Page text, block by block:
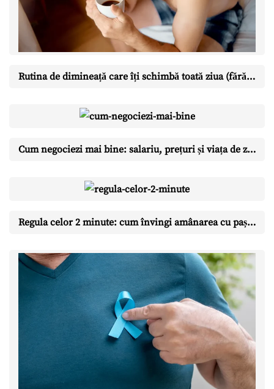
Rutina de dimineață care îți schimbă toată ziua (fără să te trezești la 5)
Cum negociezi mai bine: salariu, prețuri și viața de zi cu zi
Regula celor 2 minute: cum învingi amânarea cu pași ridicol de mici